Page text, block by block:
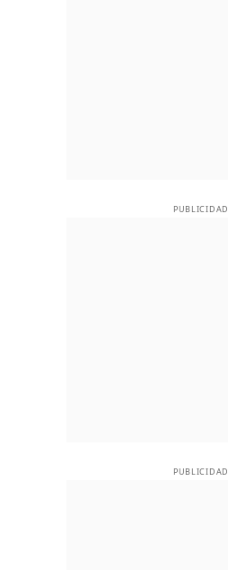
PUBLICIDAD
PUBLICIDAD